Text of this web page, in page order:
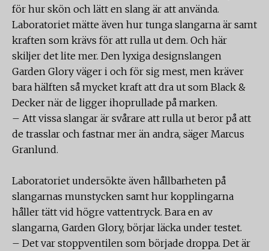
för hur skön och lätt en slang är att använda.
Laboratoriet mätte även hur tunga slangarna är samt
kraften som krävs för att rulla ut dem. Och här
skiljer det lite mer. Den lyxiga designslangen
Garden Glory väger i och för sig mest, men kräver
bara hälften så mycket kraft att dra ut som Black &
Decker när de ligger ihoprullade på marken.
– Att vissa slangar är svårare att rulla ut beror på att
de trasslar och fastnar mer än andra, säger Marcus
Granlund.
Laboratoriet undersökte även hållbarheten på
slangarnas munstycken samt hur kopplingarna
håller tätt vid högre vattentryck. Bara en av
slangarna, Garden Glory, börjar läcka under testet.
– Det var stoppventilen som började droppa. Det är